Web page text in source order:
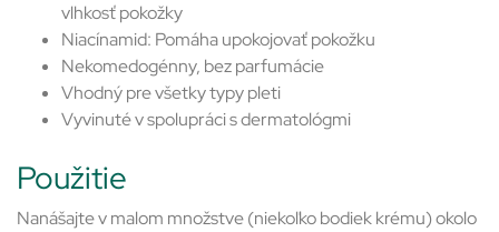
vlhkosť pokožky
Niacínamid: Pomáha upokojovať pokožku
Nekomedogénny, bez parfumácie
Vhodný pre všetky typy pleti
Vyvinuté v spolupráci s dermatológmi
Použitie
Nanášajte v malom množstve (niekoľko bodiek krému) okolo